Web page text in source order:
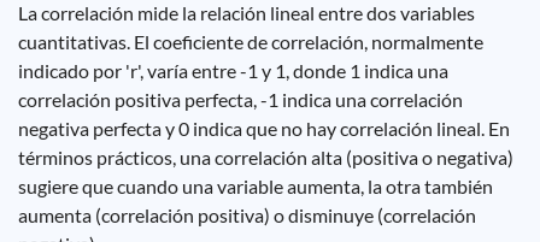
La correlación mide la relación lineal entre dos variables
cuantitativas. El coeficiente de correlación, normalmente
indicado por 'r', varía entre -1 y 1, donde 1 indica una
correlación positiva perfecta, -1 indica una correlación
negativa perfecta y 0 indica que no hay correlación lineal. En
términos prácticos, una correlación alta (positiva o negativa)
sugiere que cuando una variable aumenta, la otra también
aumenta (correlación positiva) o disminuye (correlación